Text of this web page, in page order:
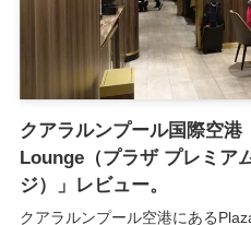
クアラルンプール国際空
Lounge（プラザ プレミア
ジ）」レビュー。
クアラルンプール空港にある